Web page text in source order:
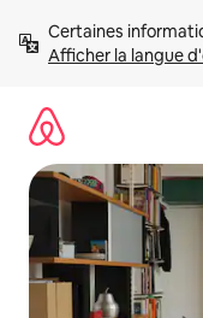
directement
Afficher la langue